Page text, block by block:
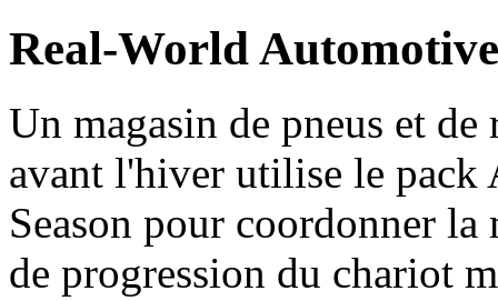
Real-World
Un magasin de pneus et de
avant l'hiver utilise le
Season pour coordonner la
de progression du chariot